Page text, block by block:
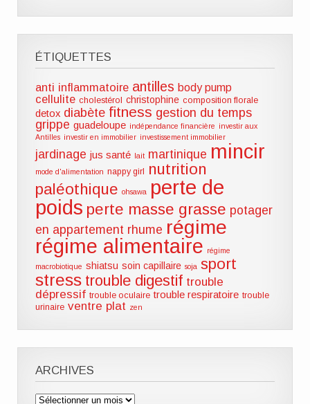
ÉTIQUETTES
anti inflammatoire antilles body pump
cellulite cholestérol christophine composition florale
detox diabète fitness gestion du temps
grippe guadeloupe indépendance financière investir aux
Antilles investir en immobilier investissement immobilier
jardinage jus santé lait martinique mincir
mode d'alimentation nappy girl nutrition
paléothique ohsawa
perte de
poids perte masse grasse potager
en appartement rhume régime
régime alimentaire régime
macrobiotique shiatsu soin capillaire soja sport
stress trouble digestif trouble
dépressif trouble oculaire trouble respiratoire trouble
urinaire ventre plat zen
ARCHIVES
Archives